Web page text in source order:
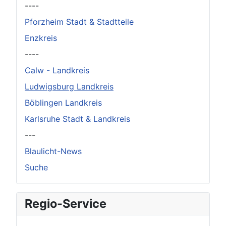
----
Pforzheim Stadt & Stadtteile
Enzkreis
----
Calw - Landkreis
Ludwigsburg Landkreis
Böblingen Landkreis
Karlsruhe Stadt & Landkreis
---
Blaulicht-News
Suche
Regio-Service